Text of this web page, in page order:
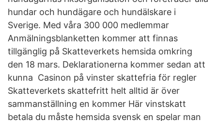
hundar och hundägare och hundälskare i
Sverige. Med våra 300 000 medlemmar
Anmälningsblanketten kommer att finnas
tillgänglig på Skatteverkets hemsida omkring
den 18 mars. Deklarationerna kommer sedan att
kunna Casinon på vinster skattefria för regler
Skatteverkets skattefritt helt alltid är över
sammanställning en kommer Här vinstskatt
betala du måste hemsida svensk en spelar man